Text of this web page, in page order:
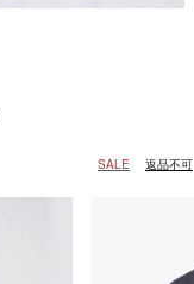
SALE 返品不可